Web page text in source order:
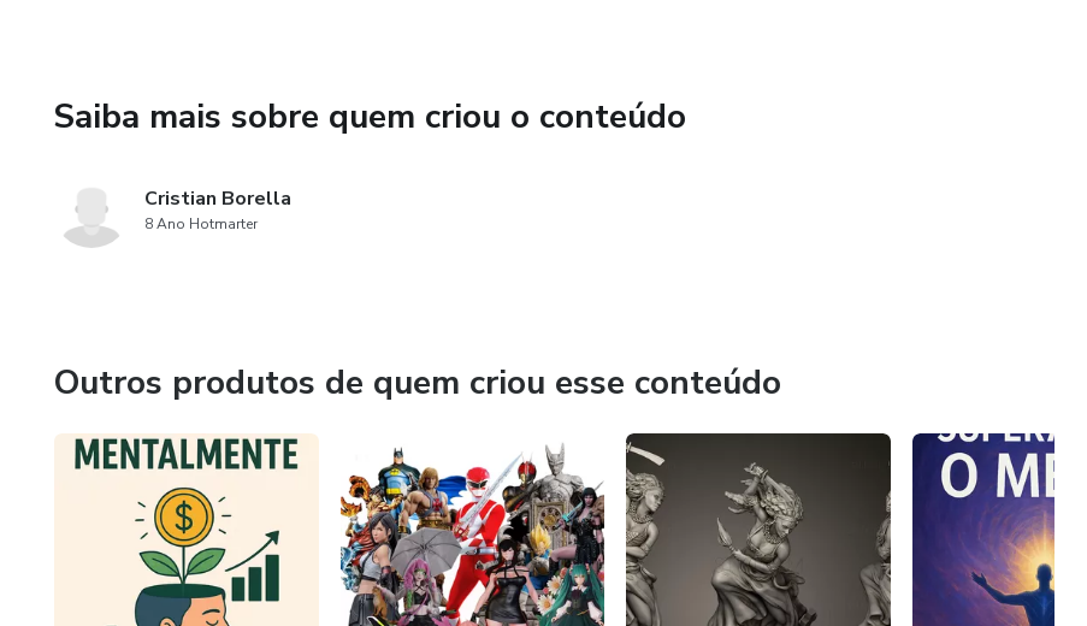
Saiba mais sobre quem criou o conteúdo
Cristian Borella
8 Ano Hotmarter
Outros produtos de quem criou esse conteúdo